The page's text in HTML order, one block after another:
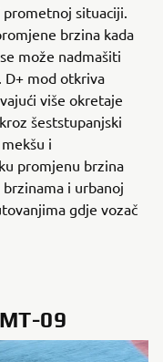
situaciji.
brzina kada
može nadmašiti
D+ mod otkriva
više okretaje
šeststupanjski
i
promjenu brzina
i urbanoj
gdje vozač
09